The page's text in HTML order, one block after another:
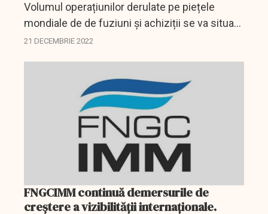
Volumul operațiunilor derulate pe piețele
mondiale de de fuziuni și achiziții se va situa
în 2022, departe de valorile record de anul
21 DECEMBRIE 2022
FNGCIMM continuă demersurile de
creștere a vizibilității internaționale.